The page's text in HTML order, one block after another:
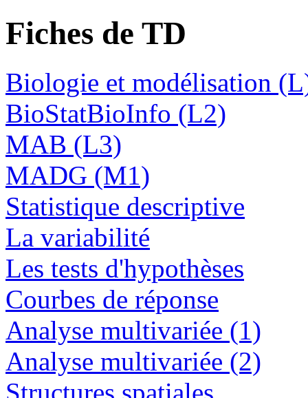
Fiches de TD
Biologie et modélisation
BioStatBioInfo (L2)
MAB (L3)
MADG (M1)
Statistique descriptive
La variabilité
Les tests d'hypothèses
Courbes de réponse
Analyse multivariée (1)
Analyse multivariée (2)
Structures spatiales